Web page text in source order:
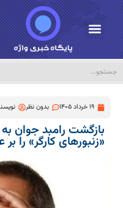
19 خرداد 1405 بدون نظر
بازگشت رامبد جوان به
«زنبورهای کارگر» را